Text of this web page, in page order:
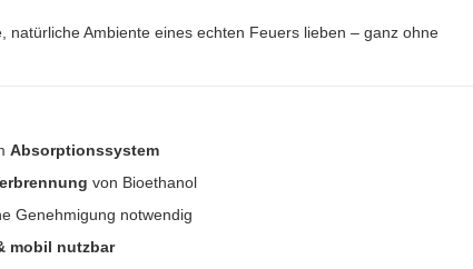
natürliche Ambiente eines echten Feuers lieben – ganz ohne
Absorptionssystem
von Bioethanol
Genehmigung notwendig
mobil nutzbar